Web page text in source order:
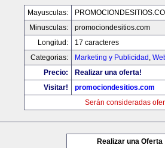
Mayusculas:
Minusculas:
promociondesitios.com
Longitud:
17 caracteres
Categorias:
Marketing y Publicidad ,
Precio:
Realizar una oferta!
Visitar!
promociondesitios.com
Serán consideradas
Realizar una Oferta